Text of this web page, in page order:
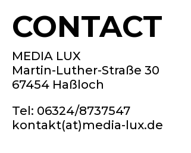
CONTACT
MEDIA LUX
Martin-Luther-Straße 30
67454 Haßloch
Tel: 06324/8737547
kontakt(at)media-lux.de